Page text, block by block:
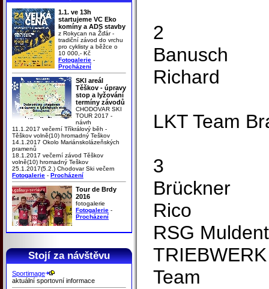
1.1. ve 13h
startujeme VC Eko
komíny a ADS stavby
z Rokycan na Žďár -
tradiční závod do vrchu
pro cyklisty a běžce o
10 000,- Kč
Fotogalerie -
Procházení
SKI areál
Těškov - úpravy
stop a lyžování
termíny závodů
CHODOVAR SKI
TOUR 2017 -
návrh
11.1.2017 večerní Tříkrálový běh -
Těškov volně(10) hromadný Teškov
14.1.2017 Okolo Mariánskolázeňských
pramenů
18.1.2017 večerní závod Těškov
volně(10) hromadný Teškov
25.1.2017(5.2.) Chodovar Ski večern
Fotogalerie - Procházení
Tour de Brdy
2016
fotogalerie
Fotogalerie -
Procházení
Stojí za návštěvu
Sportimage
aktuální sportovní informace
2
Banusch
Richard
LKT Team
3
Brückner
Rico
RSG
Team